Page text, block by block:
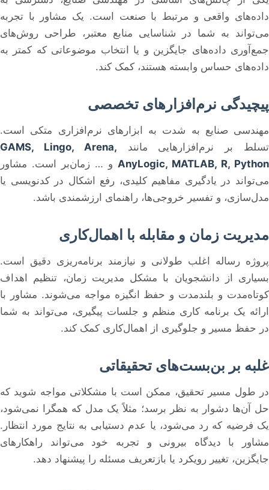
داده‌های واقعی و مرتبط با صنعت است. یک مشاور با تجربه
می‌تواند به شما در شناسایی منابع معتبر، طراحی روش‌های
جمع‌آوری داده‌های جایگزین و یا انتخاب موضوعاتی که کمتر به
داده‌های حساس وابسته هستند، کمک کند.
پیچیدگی نرم‌افزارهای تخصصی
مهندسی صنایع به شدت به ابزارهای نرم‌افزاری متکی است.
تسلط بر نرم‌افزارهایی مانند GAMS, Lingo, Arena,
AnyLogic, MATLAB, R, Python و … زمان‌بر است. مشاور
می‌تواند در یادگیری مفاهیم کلیدی، رفع اشکال در کدنویسی یا
مدل‌سازی، و تفسیر خروجی‌ها، راهنمای ارزشمندی باشد.
مدیریت زمان و مقابله با اهمال‌کاری
پروژه رساله اغلب طولانی و نیازمند برنامه‌ریزی دقیق است.
بسیاری از دانشجویان با مشکل مدیریت زمان، تنظیم اهداف
کوتاه‌مدت و بلندمدت و حفظ انگیزه مواجه می‌شوند. مشاور با
ارائه یک برنامه کاری منظم و جلسات پیگیری، می‌تواند به شما
در حفظ مسیر و جلوگیری از اهمال‌کاری کمک کند.
غلبه بر بن‌بست‌های تحقیقاتی
در طول مسیر تحقیق، ممکن است با مشکلاتی مواجه شوید که
حل آن‌ها دشوار به نظر برسد؛ مثلاً یک مدل که همگرا نمی‌شود،
یک فرضیه که رد می‌شود، یا عدم دستیابی به نتایج مورد انتظار.
مشاور با دیدگاه بیرونی و تجربه خود می‌تواند راهکارهای
جایگزین، تغییر رویکرد یا بازتعریف مسئله را پیشنهاد دهد.